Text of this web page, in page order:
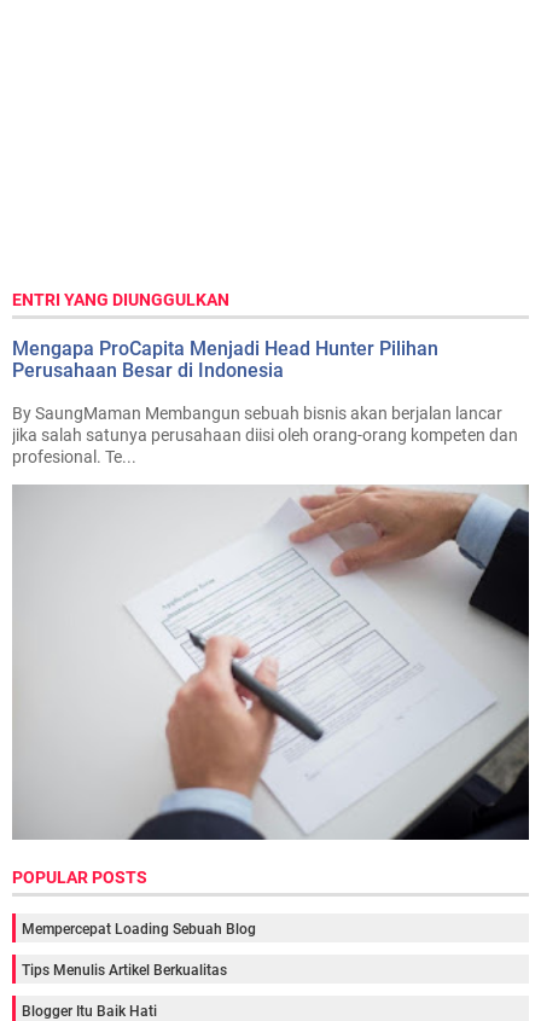
ENTRI YANG DIUNGGULKAN
Mengapa ProCapita Menjadi Head Hunter Pilihan
Perusahaan Besar di Indonesia
By SaungMaman Membangun sebuah bisnis akan berjalan lancar
jika salah satunya perusahaan diisi oleh orang-orang kompeten dan
profesional. Te...
POPULAR POSTS
Mempercepat Loading Sebuah Blog
Tips Menulis Artikel Berkualitas
Blogger Itu Baik Hati